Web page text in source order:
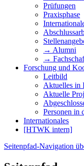
Prüfungen
Praxisphase
→ Alumni
→
Forschung und
Leitbild
Aktuelles in
Aktuelle
Personen in
Internationales
[HTWK intern]
Seitenpfad-Navigation